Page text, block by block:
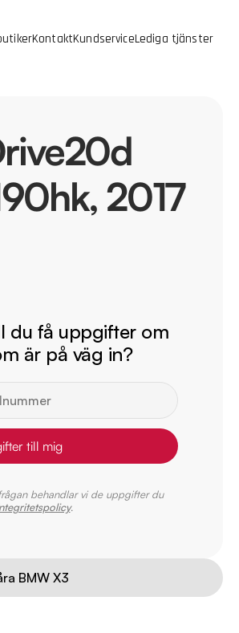
KontaktKundserviceLediga tjänster
2017
du få uppgifter om
är på väg in?
till mig
behandlar vi de uppgifter du
.
BMW X3